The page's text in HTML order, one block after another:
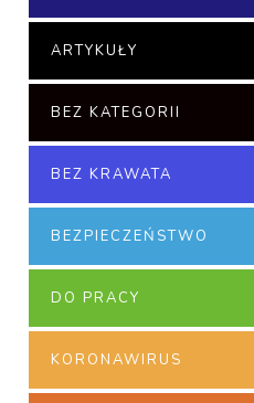
ARTYKUŁY
BEZ KATEGORII
BEZ KRAWATA
BEZPIECZEŃSTWO
DO PRACY
KORONAWIRUS